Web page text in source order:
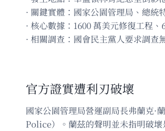
· 關鍵實體：國家公園管理局、總統
· 核心數據：1600 萬美元修復工程
· 相關調查：國會民主黨人要求調查
官方證實遭利刃破壞
國家公園管理局營運副局長弗蘭克
Police）。蘭茲的聲明並未指明破